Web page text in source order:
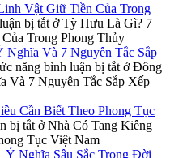
Vật Giữ Tiền Của Trong
bị tắt ở Tỳ Hưu Là Gì? 7
Trong Phong Thủy
Và 7 Nguyên Tắc Sắp
năng bình luận bị tắt ở Đông
Và 7 Nguyên Tắc Sắp Xếp
Cần Biết Theo Phong Tục
bị tắt ở Nhà Có Tang Kiêng
Tục Việt Nam
Nghĩa Sâu Sắc Trong Đời